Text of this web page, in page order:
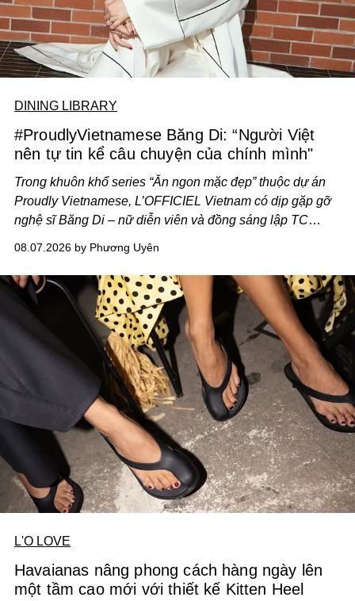
DINING LIBRARY
#ProudlyVietnamese Băng Di: “Người Việt
nên tự tin kể câu chuyện của chính mình"
Trong khuôn khổ series “Ăn ngon mặc đẹp” thuộc dự án
Proudly Vietnamese, L’OFFICIEL Vietnam có dịp gặp gỡ
nghệ sĩ Băng Di – nữ diễn viên và đồng sáng lập TC
Kitchen Bar và SALEM tại TP.HCM.
08.07.2026 by Phương Uyên
L'O LOVE
Havaianas nâng phong cách hàng ngày lên
một tầm cao mới với thiết kế Kitten Heel